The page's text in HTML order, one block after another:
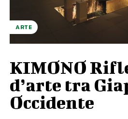
ARTE
KIMONO
d’arte tra
Occidente